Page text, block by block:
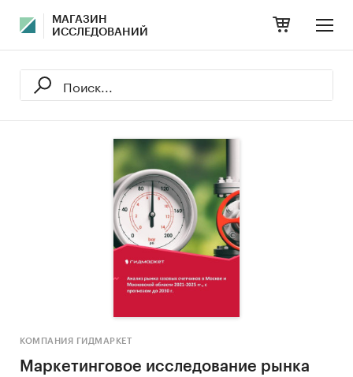
МАГАЗИН
ИССЛЕДОВАНИЙ
КОМПАНИЯ ГИДМАРКЕТ
Маркетинговое исследование рынка